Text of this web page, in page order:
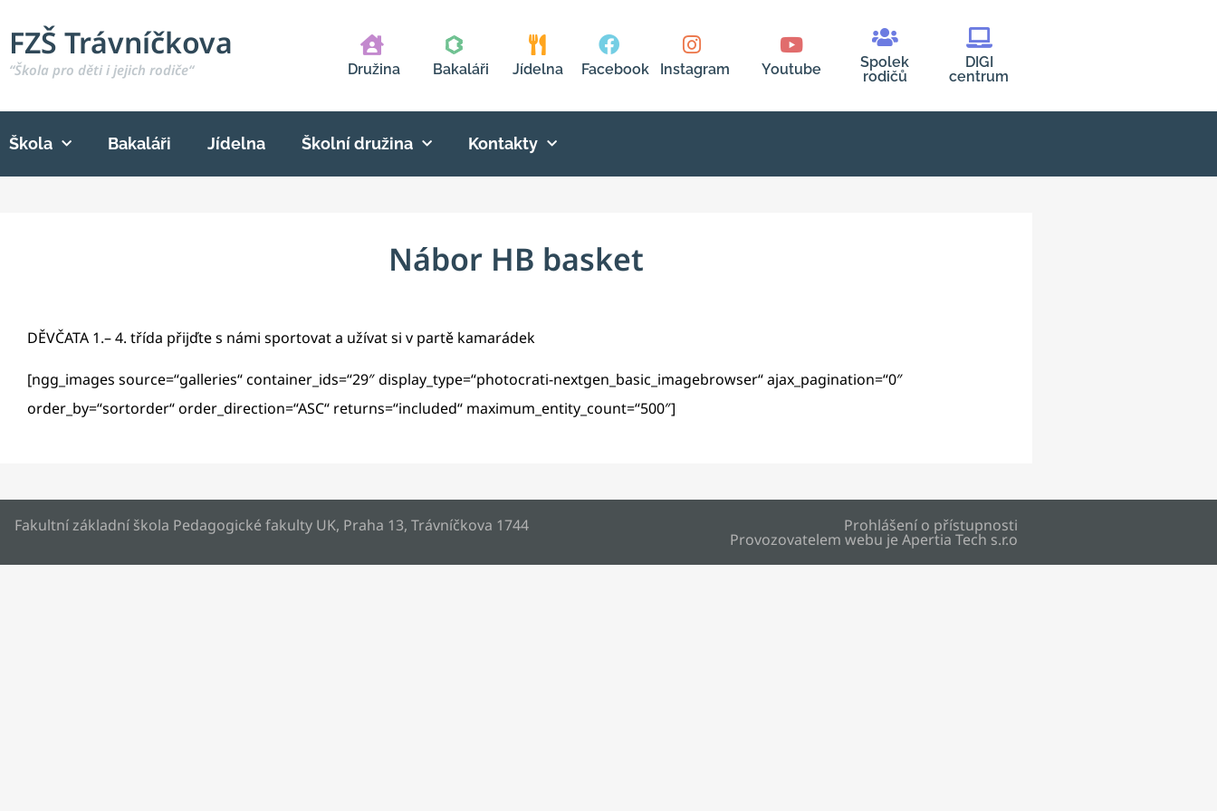
FZŠ Trávníčkova
“Škola pro děti i jejich rodiče“ Družina Bakaláři Jídelna Facebook Instagram Youtube
Spolek
rodičů
DIGI
centrum
Škola Bakaláři Jídelna Školní družina Kontakty
Nábor HB basket
DĚVČATA 1.– 4. třída přijďte s námi sportovat a užívat si v partě kamarádek
[ngg_images source=“galleries“ container_ids=“29″ display_type=“photocrati-nextgen_basic_imagebrowser“ ajax_pagination=“0″
order_by=“sortorder“ order_direction=“ASC“ returns=“included“ maximum_entity_count=“500″]
Fakultní základní škola Pedagogické fakulty UK, Praha 13, Trávníčkova 1744 Prohlášení o přístupnosti
Provozovatelem webu jeApertia Tech s.r.o